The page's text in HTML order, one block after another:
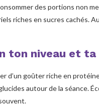
des portions non
riches en sucres cachés.
ton niveau et ta
goûter riche en
autour de la séance.